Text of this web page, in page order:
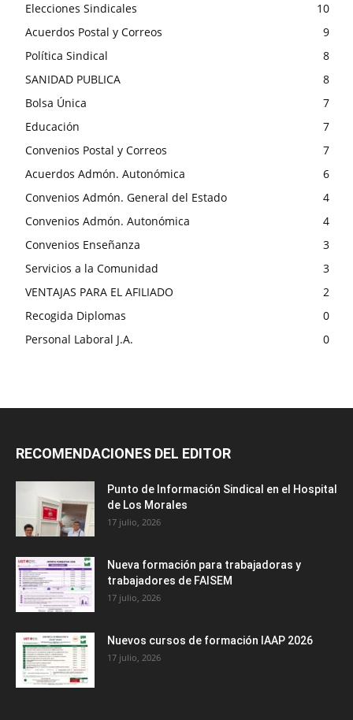
Elecciones Sindicales
10
Acuerdos Postal y Correos
9
Política Sindical
8
SANIDAD PUBLICA
8
Bolsa Única
7
Educación
7
Convenios Postal y Correos
7
Acuerdos Admón. Autonómica
6
Convenios Admón. General del Estado
4
Convenios Admón. Autonómica
4
Convenios Enseñanza
3
Servicios a la Comunidad
3
VENTAJAS PARA EL AFILIADO
2
Recogida Diplomas
0
Personal Laboral J.A.
0
RECOMENDACIONES DEL EDITOR
Punto de Información Sindical en el Hospital
de Los Morales
17 julio, 2026
Nueva formación para trabajadoras y
trabajadores de FAISEM
17 julio, 2026
Nuevos cursos de formación IAAP 2026
17 julio, 2026